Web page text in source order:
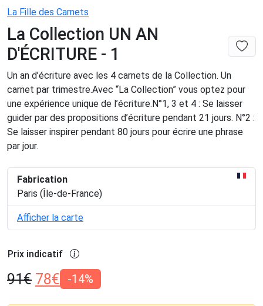
La Fille des Carnets
La Collection UN AN
D'ÉCRITURE - 1
Un an d’écriture avec les 4 carnets de la Collection. Un
carnet par trimestre.Avec “La Collection” vous optez pour
une expérience unique de l’écriture.N°1, 3 et 4 : Se laisser
guider par des propositions d’écriture pendant 21 jours. N°2 :
Se laisser inspirer pendant 80 jours pour écrire une phrase
par jour.
Fabrication
Paris (Île-de-France)
Afficher la carte
Prix indicatif
91€ 78€ -14%